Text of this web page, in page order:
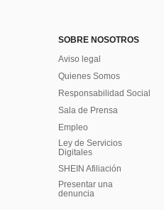
SOBRE NOSOTROS
Aviso legal
Quienes Somos
Responsabilidad Social
Sala de Prensa
Empleo
Ley de Servicios
Digitales
SHEIN Afiliación
Presentar una
denuncia